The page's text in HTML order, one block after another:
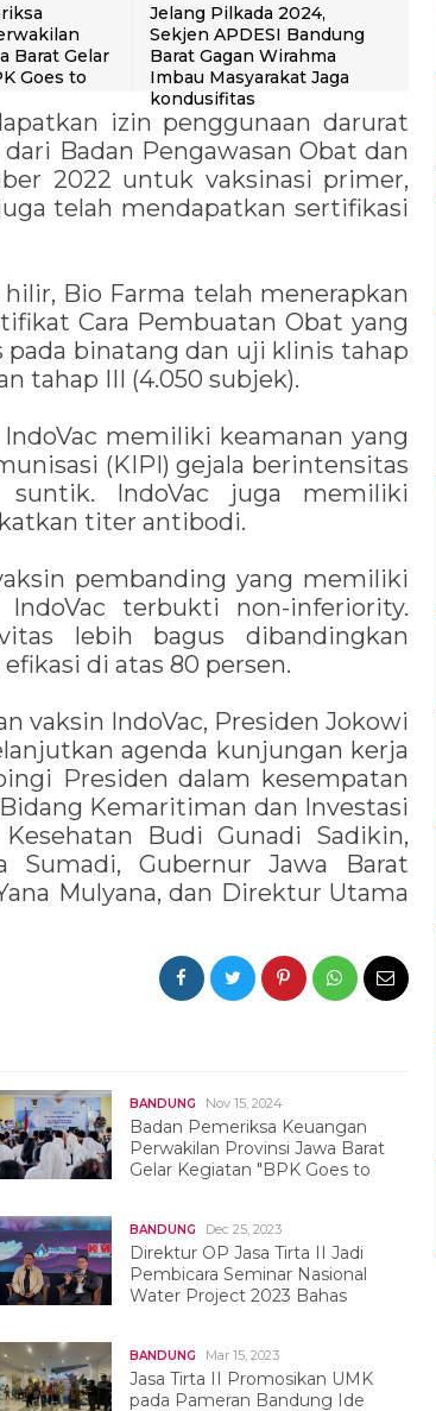
Barat Gelar
Goes to
Jelang Pilkada 2024,
Sekjen APDESI Bandung
Barat Gagan Wirahma
Imbau Masyarakat Jaga
kondusifitas
izin penggunaan darurat
Badan Pengawasan Obat dan
2022 untuk vaksinasi primer,
telah mendapatkan sertifikasi
Bio Farma telah menerapkan
Cara Pembuatan Obat yang
pada binatang dan uji klinis tahap
tahap III (4.050 subjek).
memiliki keamanan yang
(KIPI) gejala berintensitas
IndoVac juga memiliki
titer antibodi.
pembanding yang memiliki
terbukti non-inferiority.
lebih bagus dibandingkan
di atas 80 persen.
vaksin IndoVac, Presiden Jokowi
agenda kunjungan kerja
Presiden dalam kesempatan
Kemaritiman dan Investasi
Budi Gunadi Sadikin,
Sumadi, Gubernur Jawa Barat
Mulyana, dan Direktur Utama
BANDUNG Nov 15, 2024
Badan Pemeriksa Keuangan
Perwakilan Provinsi Jawa Barat
Gelar Kegiatan "BPK Goes to
BANDUNG Dec 25, 2023
Direktur OP Jasa Tirta II Jadi
Pembicara Seminar Nasional
Water Project 2023 Bahas
BANDUNG Mar 15, 2023
Jasa Tirta II Promosikan UMK
pada Pameran Bandung Ide